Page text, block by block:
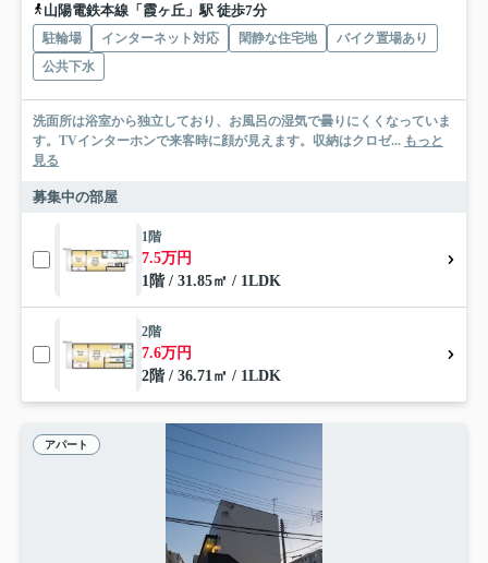
山陽電鉄本線「霞ヶ丘」駅 徒歩7分
駐輪場 インターネット対応 閑静な住宅地
バイク置場あり
公共下水
洗面所は浴室から独立しており、お風呂の湿気で曇りにくくなっていま
す。TVインターホンで来客時に顔が見えます。収納はクロゼ... もっと
見る
募集中の部屋
1階
7.5万円
1階 / 31.85㎡ / 1LDK
2階
7.6万円
2階 / 36.71㎡ / 1LDK
アパート